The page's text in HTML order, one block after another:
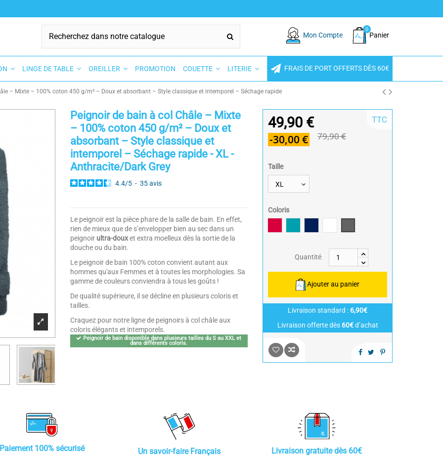
Mon Compte
0
Panier
LINGE DE TABLE OREILLER PROMOTION COUETTE LITERIE FRAIS DE PORT OFFERTS DÈS 60€
– Mixte – 100% coton 450 g/m² – Doux et absorbant – Style classique et intemporel – Séchage rapide
Peignoir de bain à col Châle – Mixte
– 100% coton 450 g/m² – Doux et
absorbant – Style classique et
intemporel – Séchage rapide - XL -
Anthracite/Dark Grey
4.4/5 - 35avis
Le peignoir est la pièce phare de la salle de bain. En effet,
rien de mieux que de s’envelopper bien au sec dans un
peignoir ultra-douxet extra moelleux dès la sortie de la
douche ou du bain.
Le peignoir de bain 100% coton convient autant aux
hommes qu'aux Femmes et à toutes les morphologies. Sa
gamme de couleurs conviendra à tous les goûts !
De qualité supérieure, il se décline en plusieurs coloris et
tailles.
Craquez pour notre ligne de peignoirs à col châle aux
coloris élégants et intemporels.
Peignoir de bain disponible dans plusieurs tailles du S au XXL et
dans différents coloris.
49,90 €
-30,00 € 79,90 €
TTC
Taille
Coloris
Quantité
Ajouter au panier
Livraison standard : 6,90€
Livraison offerte dès 60€d’achat
Paiement 100% sécurisé Un savoir-faire Français Livraison gratuite dès 60€